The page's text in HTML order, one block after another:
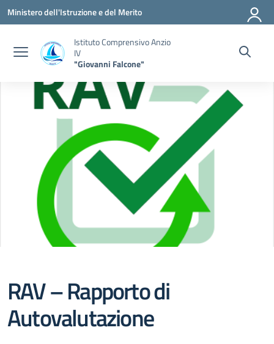
Vai ai contenuti
Vai al menu di navigazione
Vai al footer
Ministero dell'Istruzione e del Merito
Istituto Comprensivo Anzio
IV
"Giovanni Falcone"
RAV – Rapporto di
Autovalutazione